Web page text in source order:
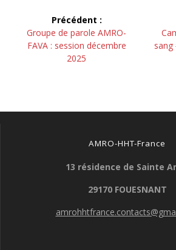
Navigation
de
l’article
Précédent :
Article
précédent :
Groupe de parole AMRO-
FAVA : session décembre
2025
sang
AMRO-HHT-France
13 résidence de Sainte
29170 FOUESNANT